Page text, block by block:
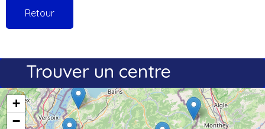
Retour
Trouver un centre
+
−